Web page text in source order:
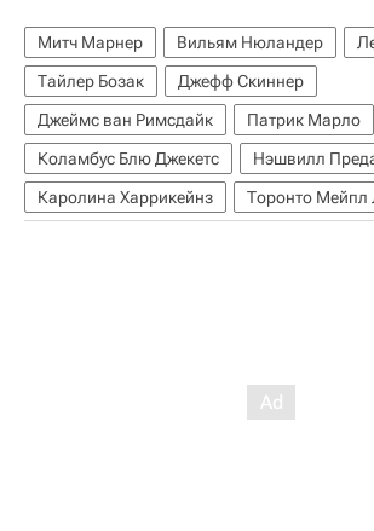
Митч Марнер Вильям Нюландер
Тайлер Бозак
Джефф Скиннер
Джеймс ван Римсдайк
Патрик Марло
Коламбус Блю Джекетс
Нэшвилл
Каролина Харрикейнз
Торонто Мейпл